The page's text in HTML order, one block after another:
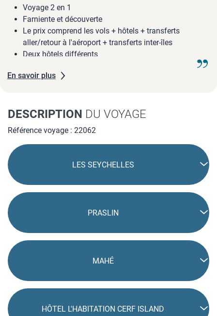
Voyage 2 en 1
Farniente et découverte
Le prix comprend les vols + hôtels + transferts
aller/retour à l'aéroport + transferts inter-îles
Deux hôtels différents
En savoir plus
DESCRIPTION DU VOYAGE
Référence voyage : 22062
LES SEYCHELLES
PRASLIN
MAHÉ
HÔTEL L'HABITATION CERF ISLAND